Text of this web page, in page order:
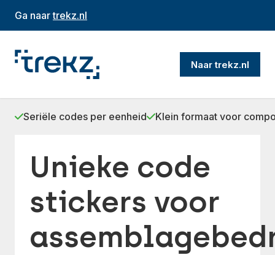
Ga naartrekz.nl
Naar trekz.nl
Seriële codes per eenheid Klein formaat voor
Unieke code
stickers voor